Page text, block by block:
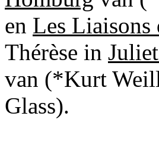
en Les Liaisons
Thérèse in
van (*Kurt
Glass).